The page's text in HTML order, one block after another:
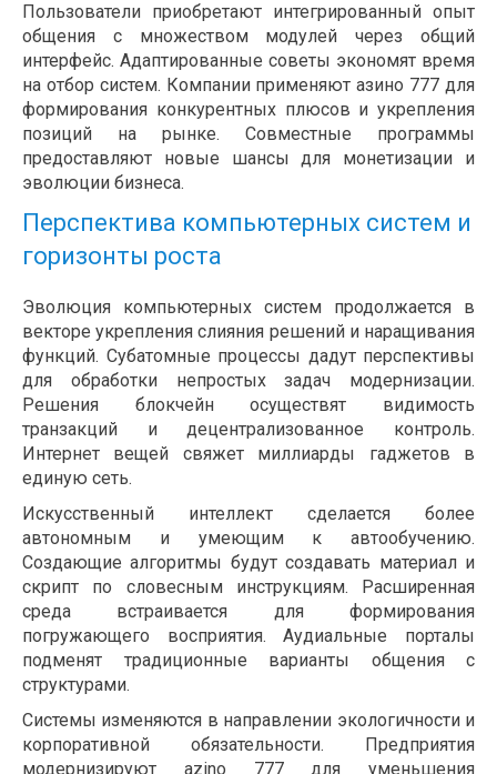
Пользователи приобретают интегрированный опыт
общения с множеством модулей через общий
интерфейс. Адаптированные советы экономят время
на отбор систем. Компании применяют азино 777 для
формирования конкурентных плюсов и укрепления
позиций на рынке. Совместные программы
предоставляют новые шансы для монетизации и
эволюции бизнеса.
Перспектива компьютерных систем и
горизонты роста
Эволюция компьютерных систем продолжается в
векторе укрепления слияния решений и наращивания
функций. Субатомные процессы дадут перспективы
для обработки непростых задач модернизации.
Решения блокчейн осуществят видимость
транзакций и децентрализованное контроль.
Интернет вещей свяжет миллиарды гаджетов в
единую сеть.
Искусственный интеллект сделается более
автономным и умеющим к автообучению.
Создающие алгоритмы будут создавать материал и
скрипт по словесным инструкциям. Расширенная
среда встраивается для формирования
погружающего восприятия. Аудиальные порталы
подменят традиционные варианты общения с
структурами.
Системы изменяются в направлении экологичности и
корпоративной обязательности. Предприятия
модернизируют azino 777 для уменьшения